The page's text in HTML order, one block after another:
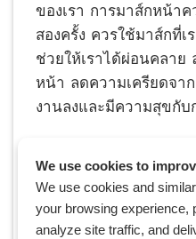
ของเรา การมาส์กหน้า
สองครั้ง ควรใช้มาส์กที่
ช่วยให้เราได้ผ่อนคลาย
หน้า ลดความเครียดจา
งานลงและมีความสุขกับ
ผลิตภัณฑ์ที่ใช้กับผม ผิวก
เด็ดขาด เพราะถ้าเกิด
หน้าของเราจะสูญเปล่าได้
We use cookies to
We use cookies and
your browsing experience,
analyze site traffic, and